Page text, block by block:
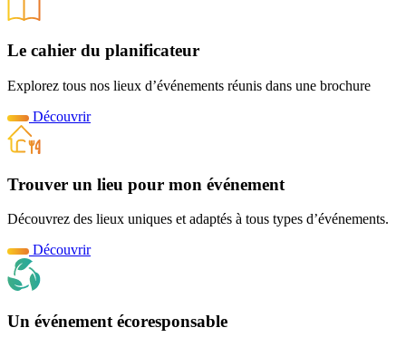
Le cahier du planificateur
Explorez tous nos lieux d’événements réunis dans une brochure
Découvrir
Trouver un lieu pour mon événement
Découvrez des lieux uniques et adaptés à tous types d’événements.
Découvrir
Un événement écoresponsable